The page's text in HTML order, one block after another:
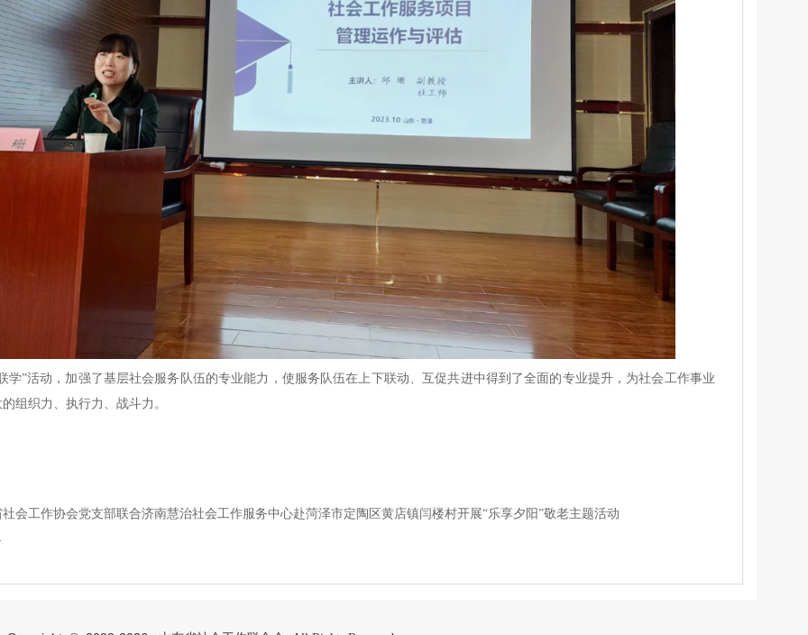
学”活动，加强了基层社会服务队伍的专业能力，使服务队伍在上下联动、互促共进中得到了全面的专业提升，为社会工作事业
组织力、执行力、战斗力。
会工作协会党支部联合济南慧治社会工作服务中心赴菏泽市定陶区黄店镇闫楼村开展“乐享夕阳”敬老主题活动